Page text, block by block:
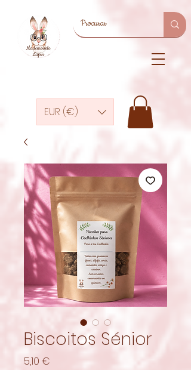
EUR (€)
Biscoitos Sénior
5,10 €